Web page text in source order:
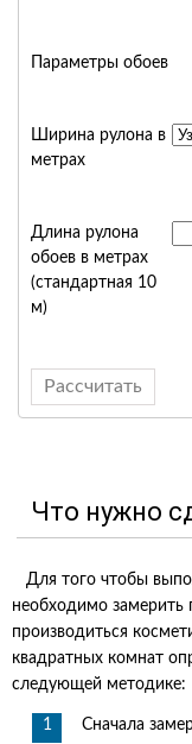
Параметры обоев
Ширина рулона в
метрах
Длина рулона
обоев в метрах
(стандартная 10
м)
Что нужно
Для того чтобы
необходимо
производиться
квадратных комнат
следующей методике:
Сначала